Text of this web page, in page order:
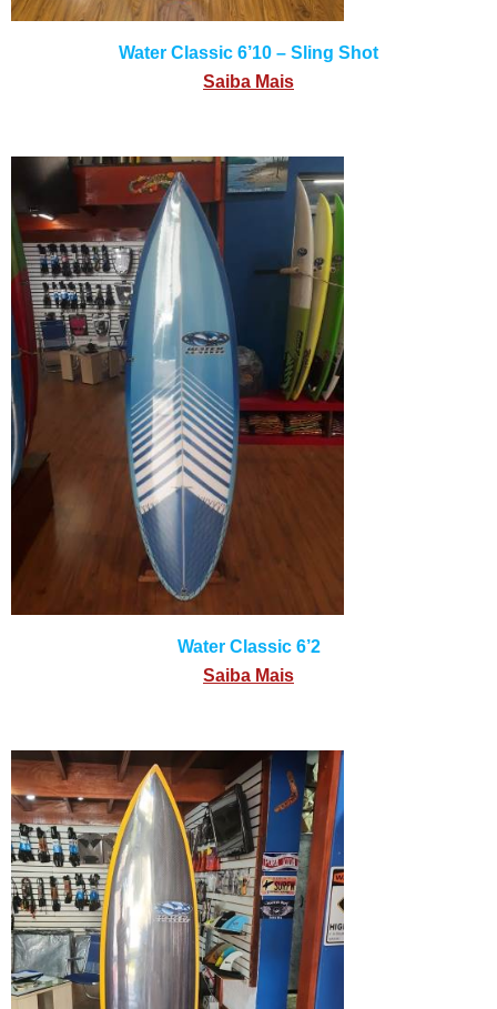
Water Classic 6’10 – Sling Shot
Saiba Mais
Water Classic 6’2
Saiba Mais